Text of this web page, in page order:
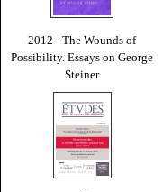
2012 - The Wounds of
Possibility. Essays on George
Steiner